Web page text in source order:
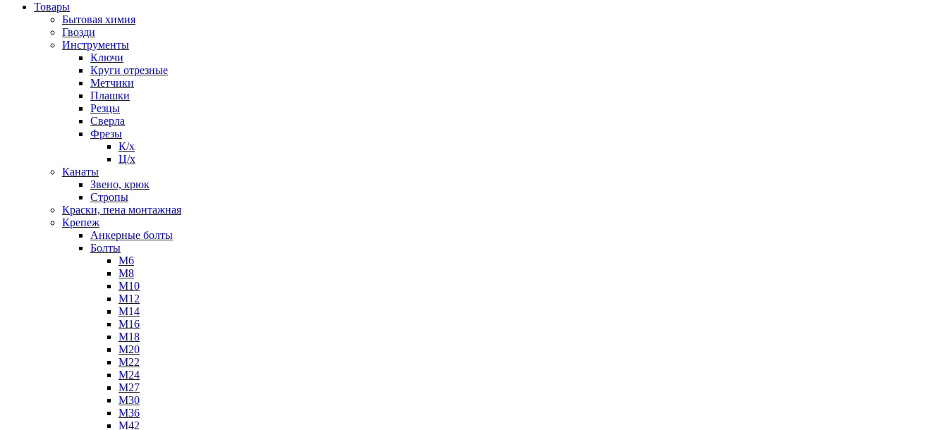
Товары
Бытовая химия
Гвозди
Инструменты
Ключи
Круги отрезные
Метчики
Плашки
Резцы
Сверла
Фрезы
К/х
Ц/х
Канаты
Звено, крюк
Стропы
Краски, пена монтажная
Крепеж
Анкерные болты
Болты
М6
М8
М10
М12
М14
М16
М18
М20
М22
М24
М27
М30
М36
М42